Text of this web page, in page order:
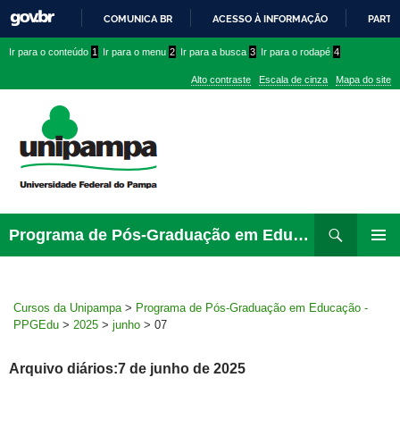
PARA
CONTEÚDO
COMUNICA BR ACESSO À INFORMAÇÃO
conteúdo
menu
superior
menu
Ir para o conteúdo 1 Ir para o menu 2 Ir para a busca 3 Ir para o rodapé 4
Alto contraste Escala de cinza Mapa do site
Programa de Pós-Graduação em Educação – PPGEdu
para
Cursos da Unipampa > Programa de Pós-Graduação em Educação -
PPGEdu > 2025 > junho > 07
Arquivo diários:7 de junho de 2025